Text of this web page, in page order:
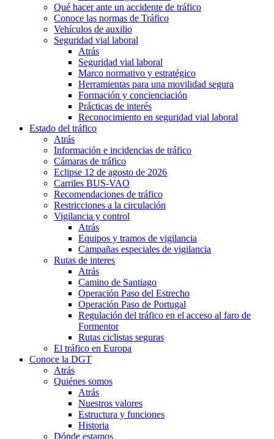
Qué hacer ante un accidente de tráfico
Conoce las normas de Tráfico
Vehículos de auxilio
Seguridad vial laboral
Atrás
Seguridad vial laboral
Marco normativo y estratégico
Herramientas para una movilidad segura
Formación y concienciación
Prácticas de interés
Reconocimiento en seguridad vial laboral
Estado del tráfico
Atrás
Información e incidencias de tráfico
Cámaras de tráfico
Eclipse 12 de agosto de 2026
Carriles BUS-VAO
Recomendaciones de tráfico
Restricciones a la circulación
Vigilancia y control
Atrás
Equipos y tramos de vigilancia
Campañas especiales de vigilancia
Rutas de interes
Atrás
Camino de Santiago
Operación Paso del Estrecho
Operación Paso de Portugal
Regulación del tráfico en el acceso al faro de
Formentor
Rutas ciclistas seguras
El tráfico en Europa
Conoce la DGT
Atrás
Quiénes somos
Atrás
Nuestros valores
Estructura y funciones
Historia
Dónde estamos